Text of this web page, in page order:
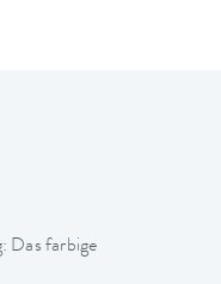
Das farbige